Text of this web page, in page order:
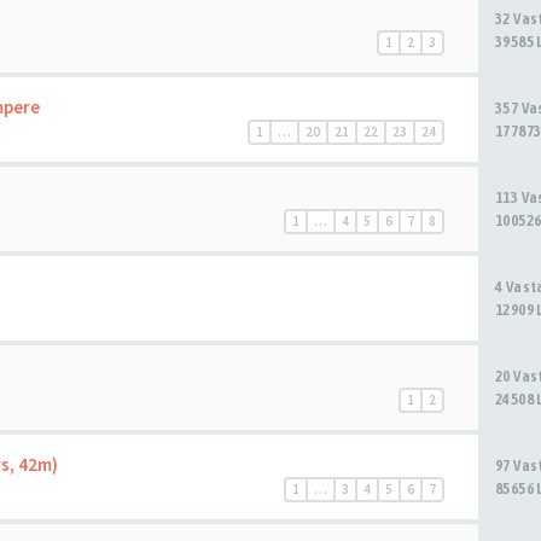
1 2 3
32
39585
1 … 20 21 22 23 24
357
1 … 4 5 6 7 8
113
4
1 2
20
42m)
1 … 3 4 5 6 7
97